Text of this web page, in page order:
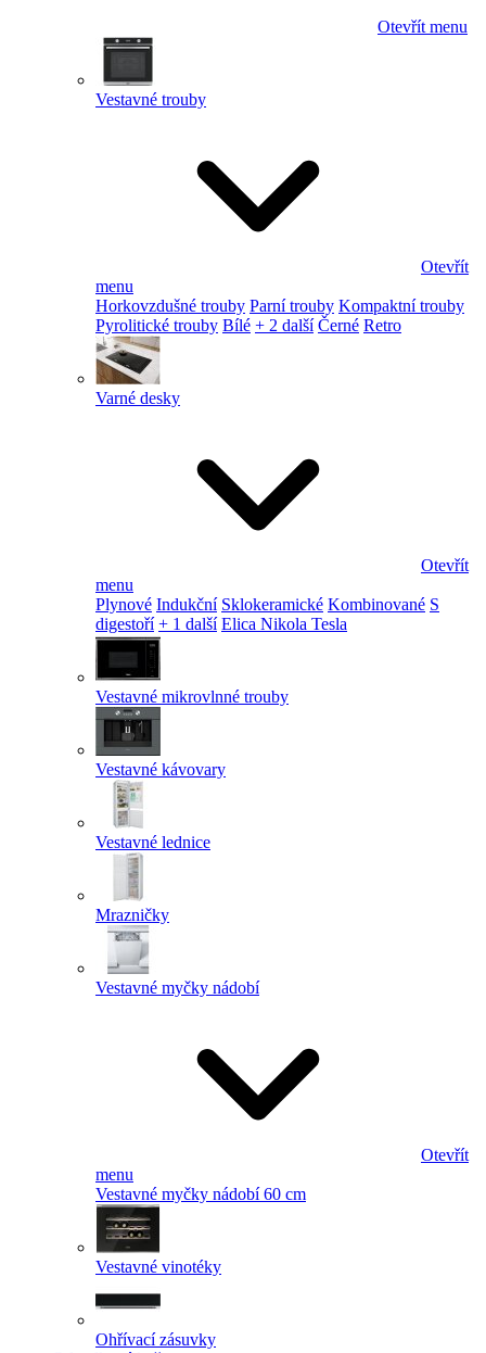
Otevřít menu
Vestavné trouby
Otevřít
menu
Horkovzdušné trouby Parní trouby Kompaktní trouby
Pyrolitické trouby Bílé + 2 další Černé Retro
Varné desky
Otevřít
menu
Plynové Indukční Sklokeramické Kombinované S
digestoří + 1 další Elica Nikola Tesla
Vestavné mikrovlnné trouby
Vestavné kávovary
Vestavné lednice
Mrazničky
Vestavné myčky nádobí
Otevřít
menu
Vestavné myčky nádobí 60 cm
Vestavné vinotéky
Ohřívací zásuvky